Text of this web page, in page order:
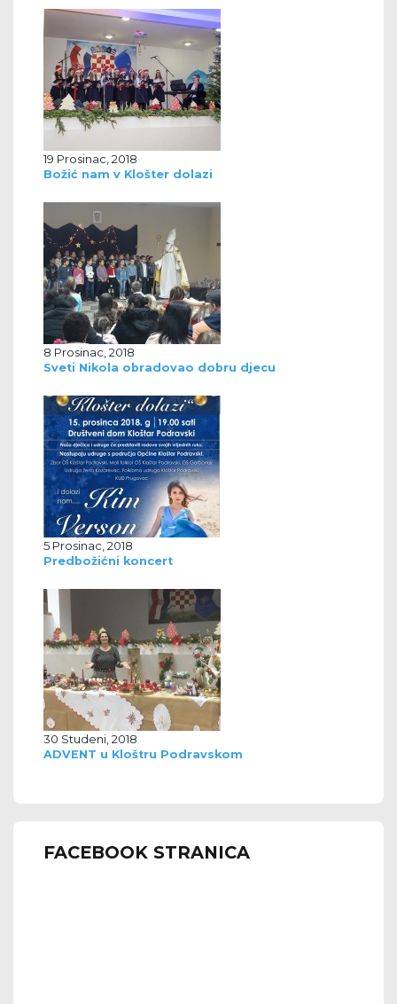
19 Prosinac, 2018
Božić nam v Klošter dolazi
8 Prosinac, 2018
Sveti Nikola obradovao dobru djecu
5 Prosinac, 2018
Predbožićni koncert
30 Studeni, 2018
ADVENT u Kloštru Podravskom
FACEBOOK STRANICA